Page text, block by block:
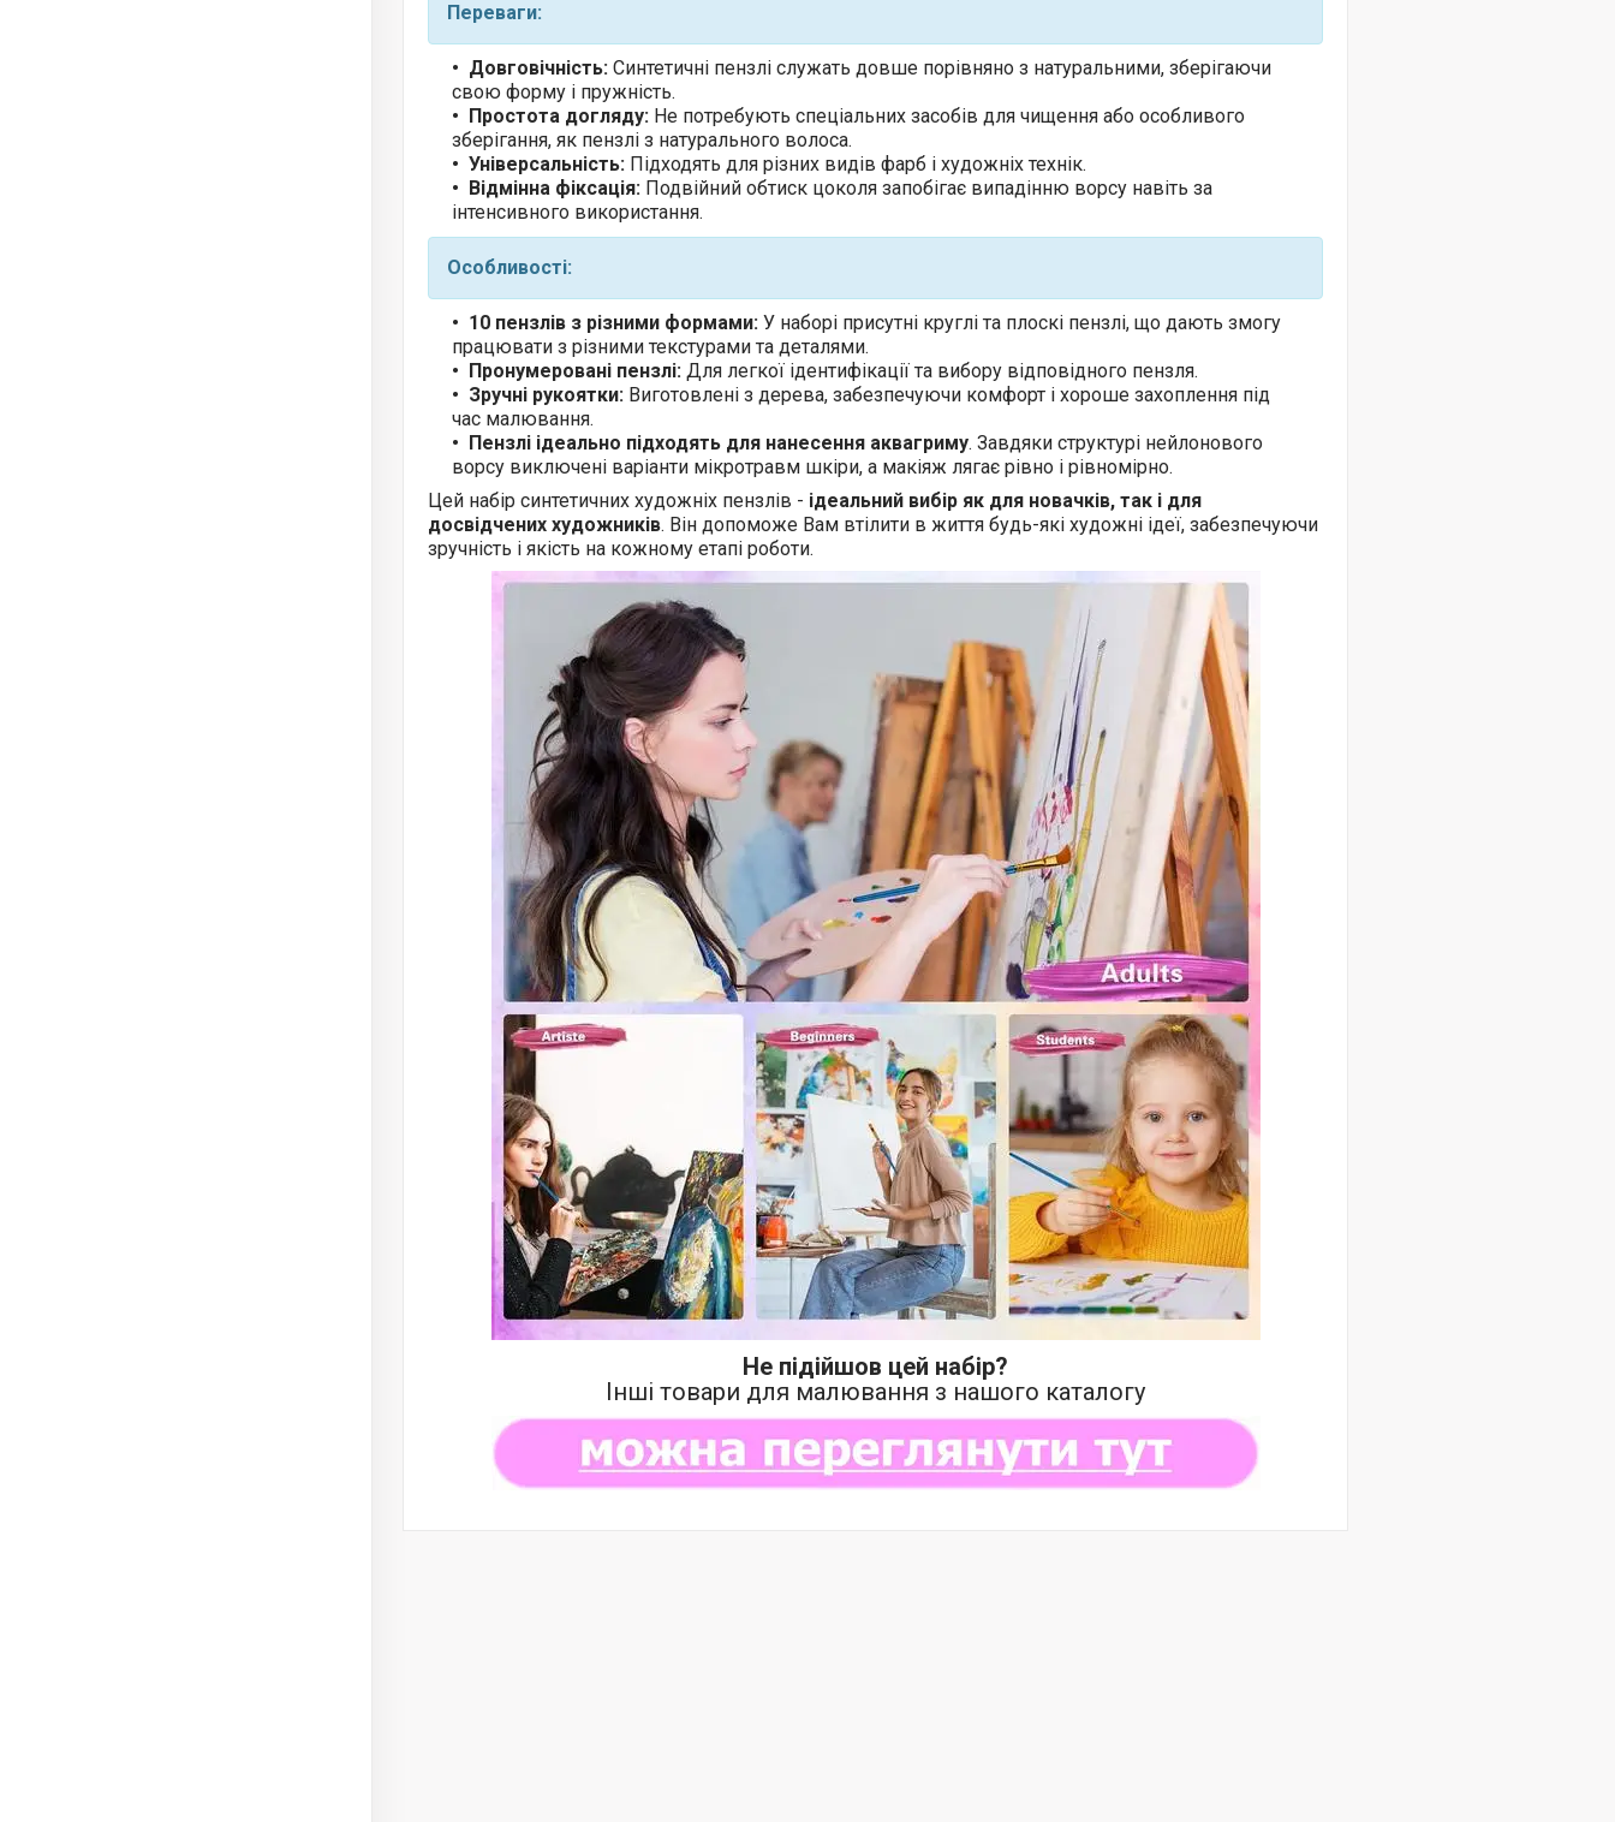
Переваги:
Довговічність: Синтетичні пензлі служать довше порівняно з натуральними, зберігаючи
свою форму і пружність.
Простота догляду: Не потребують спеціальних засобів для чищення або особливого
зберігання, як пензлі з натурального волоса.
Універсальність: Підходять для різних видів фарб і художніх технік.
Відмінна фіксація: Подвійний обтиск цоколя запобігає випадінню ворсу навіть за
інтенсивного використання.
Особливості:
10 пензлів з різними формами: У наборі присутні круглі та плоскі пензлі, що дають змогу
працювати з різними текстурами та деталями.
Пронумеровані пензлі: Для легкої ідентифікації та вибору відповідного пензля.
Зручні рукоятки: Виготовлені з дерева, забезпечуючи комфорт і хороше захоплення під
час малювання.
Пензлі ідеально підходять для нанесення аквагриму. Завдяки структурі нейлонового
ворсу виключені варіанти мікротравм шкіри, а макіяж лягає рівно і рівномірно.
Цей набір синтетичних художніх пензлів - ідеальний вибір як для новачків, так і для
досвідчених художників. Він допоможе Вам втілити в життя будь-які художні ідеї, забезпечуючи
зручність і якість на кожному етапі роботи.
Не підійшов цей набір?
Інші товари для малювання з нашого каталогу